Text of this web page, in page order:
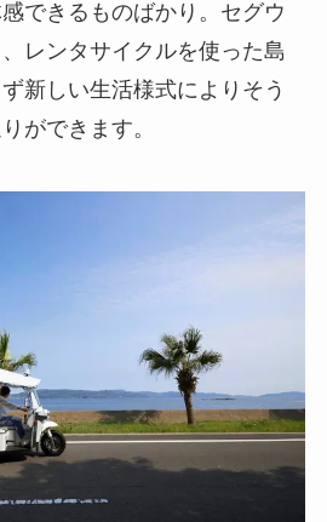
できるものばかり。セグウ
レンタサイクルを使った島
新しい生活様式によりそう
ができます。